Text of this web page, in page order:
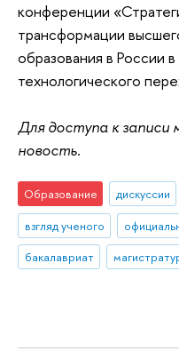
конференции
трансформации
образования в России
технологического
Для доступа к
новость.
Образование дискуссии
взгляд ученого
бакалавриат